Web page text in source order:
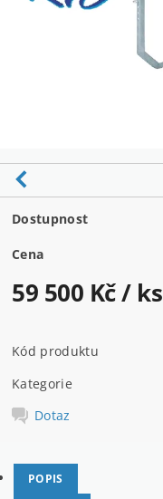
Dostupnost
Cena
59 500 Kč/ ks
Kód produktu
Kategorie
Dotaz
POPIS